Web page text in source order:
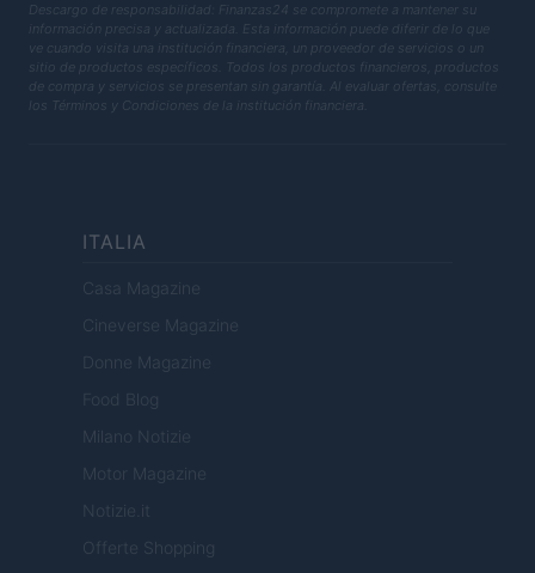
Descargo de responsabilidad: Finanzas24 se compromete a mantener su
información precisa y actualizada. Esta información puede diferir de lo que
ve cuando visita una institución financiera, un proveedor de servicios o un
sitio de productos específicos. Todos los productos financieros, productos
de compra y servicios se presentan sin garantía. Al evaluar ofertas, consulte
los Términos y Condiciones de la institución financiera.
ITALIA
Casa Magazine
Cineverse Magazine
Donne Magazine
Food Blog
Milano Notizie
Motor Magazine
Notizie.it
Offerte Shopping